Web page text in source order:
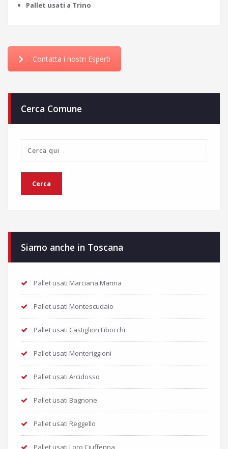
Pallet usati a Trino
Contatta i nostri Esperti
Cerca Comune
Siamo anche in Toscana
Pallet usati Marciana Marina
Pallet usati Montescudaio
Pallet usati Castiglion Fibocchi
Pallet usati Monteriggioni
Pallet usati Arcidosso
Pallet usati Bagnone
Pallet usati Reggello
Pallet usati Loro Ciuffenna